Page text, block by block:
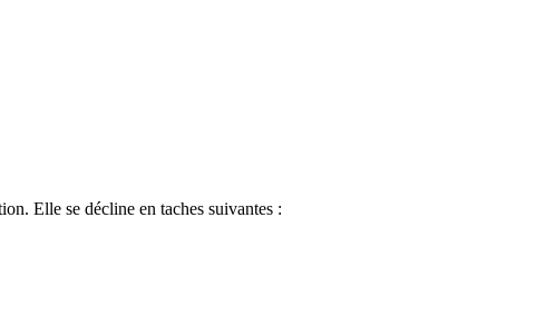
Elle se décline en taches suivantes :